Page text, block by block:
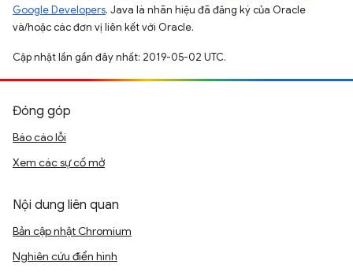
Google Developers. Java là nhãn hiệu đã đăng ký của Oracle
và/hoặc các đơn vị liên kết với Oracle.
Cập nhật lần gần đây nhất: 2019-05-02 UTC.
Đóng góp
Báo cáo lỗi
Xem các sự cố mở
Nội dung liên quan
Bản cập nhật Chromium
Nghiên cứu điển hình